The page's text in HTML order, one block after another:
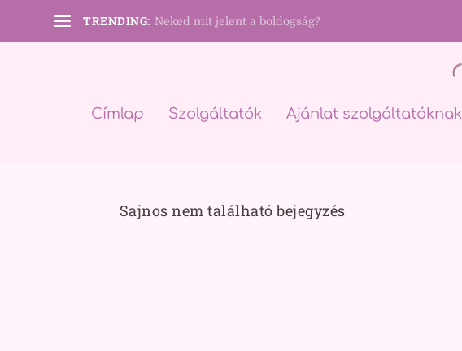
TRENDING: Neked mit jelent a boldogság?
Címlap Szolgáltatók Ajánlat szolgáltatóknak
Sajnos nem található bejegyzés